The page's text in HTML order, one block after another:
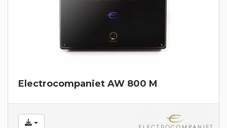
Electrocompaniet AW 800 M